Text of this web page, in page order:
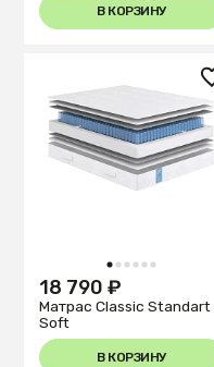
В КОРЗИНУ
1 2 3 4 5 6
18 790 ₽
Матрас Classic Standart
Soft
В КОРЗИНУ